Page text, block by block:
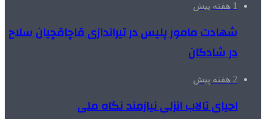
1 هفته پیش
شهادت مامور پلیس در تیراندازی قاچاقچیان سلاح
در شادگان
2 هفته پیش
احیای تالاب انزلی نیازمند نگاه ملی